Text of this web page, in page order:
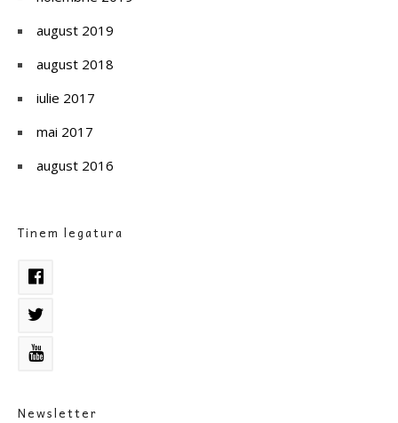
august 2019
august 2018
iulie 2017
mai 2017
august 2016
Tinem legatura
Newsletter